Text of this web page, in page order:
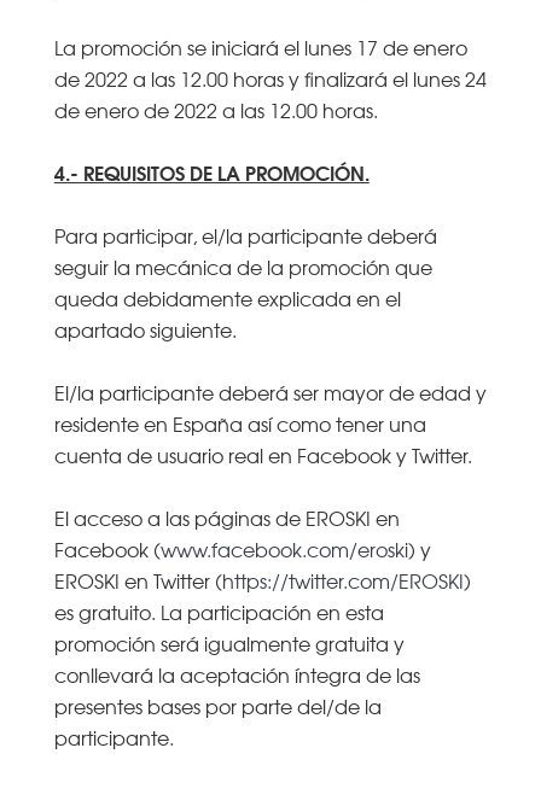
La promoción se iniciará el lunes 17 de enero
de 2022 a las 12.00 horas y finalizará el lunes 24
de enero de 2022 a las 12.00 horas.
4.- REQUISITOS DE LA PROMOCIÓN.
Para participar, el/la participante deberá
seguir la mecánica de la promoción que
queda debidamente explicada en el
apartado siguiente.
El/la participante deberá ser mayor de edad y
residente en España así como tener una
cuenta de usuario real en Facebook y Twitter.
El acceso a las páginas de EROSKI en
Facebook (www.facebook.com/eroski) y
EROSKI en Twitter (https://twitter.com/EROSKI)
es gratuito. La participación en esta
promoción será igualmente gratuita y
conllevará la aceptación íntegra de las
presentes bases por parte del/de la
participante.